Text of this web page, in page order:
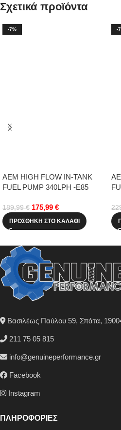
Σχετικά προϊόντα
-7%
AEM HIGH FLOW IN-TANK
FUEL PUMP 340LPH -E85
189,99€ 175,99 €
ΠΡΟΣΘΉΚΗ ΣΤΟ ΚΑΛΆΘΙ
-
Βασιλέως Παύλου 59, Σπάτα,
211 75 05 815
info@genuineperformance.gr
Facebook
Instagram
ΠΛΗΡΟΦΟΡΙΕΣ